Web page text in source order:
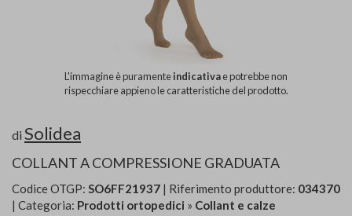
L'immagine è puramenteindicativae potrebbe non
rispecchiare appieno le caratteristiche del prodotto.
di Solidea
COLLANT A COMPRESSIONE GRADUATA
Codice OTGP: SO6FF21937 | Riferimento produttore: 034370
| Categoria: Prodotti ortopedici » Collant e calze